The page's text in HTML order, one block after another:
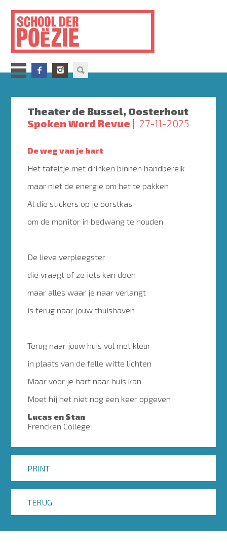
inhoud
gaan
Theater de Bussel, Oosterhout
Spoken Word Revue
27-11-2025
De weg van je hart
Het tafeltje met drinken binnen handbereik
maar niet de energie om het te pakken
Al die stickers op je borstkas
om de monitor in bedwang te houden
De lieve verpleegster
die vraagt of ze iets kan doen
maar alles waar je naar verlangt
is terug naar jouw thuishaven
Terug naar jouw huis vol met kleur
in plaats van de felle witte lichten
Maar voor je hart naar huis kan
Moet hij het niet nog een keer opgeven
Lucas en Stan
Frencken College
PRINT
TERUG